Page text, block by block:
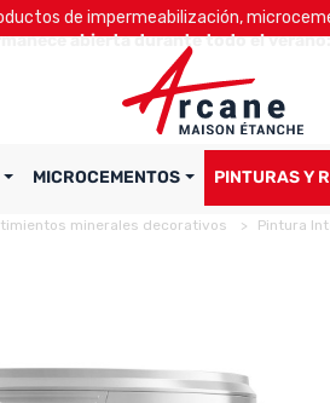
de impermeabilización,
abierta durante todo el
MICROCEMENTOS PINTURAS Y
minerales decorativos Pintura